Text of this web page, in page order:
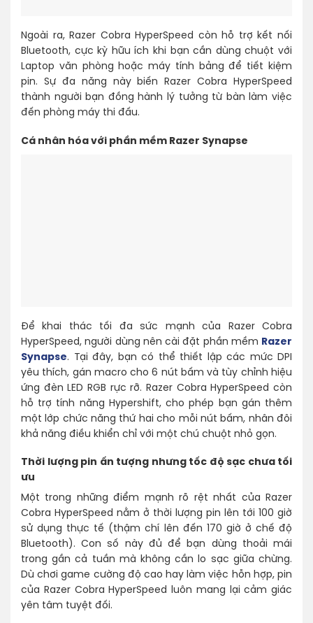
Ngoài ra, Razer Cobra HyperSpeed còn hỗ trợ kết nối
Bluetooth, cực kỳ hữu ích khi bạn cần dùng chuột với
Laptop văn phòng hoặc máy tính bảng để tiết kiệm
pin. Sự đa năng này biến Razer Cobra HyperSpeed
thành người bạn đồng hành lý tưởng từ bàn làm việc
đến phòng máy thi đấu.
Cá nhân hóa với phần mềm Razer Synapse
Để khai thác tối đa sức mạnh của Razer Cobra
HyperSpeed, người dùng nên cài đặt phần mềm Razer
Synapse. Tại đây, bạn có thể thiết lập các mức DPI
yêu thích, gán macro cho 6 nút bấm và tùy chỉnh hiệu
ứng đèn LED RGB rực rỡ. Razer Cobra HyperSpeed còn
hỗ trợ tính năng Hypershift, cho phép bạn gán thêm
một lớp chức năng thứ hai cho mỗi nút bấm, nhân đôi
khả năng điều khiển chỉ với một chú chuột nhỏ gọn.
Thời lượng pin ấn tượng nhưng tốc độ sạc chưa tối
ưu
Một trong những điểm mạnh rõ rệt nhất của Razer
Cobra HyperSpeed nằm ở thời lượng pin lên tới 100 giờ
sử dụng thực tế (thậm chí lên đến 170 giờ ở chế độ
Bluetooth). Con số này đủ để bạn dùng thoải mái
trong gần cả tuần mà không cần lo sạc giữa chừng.
Dù chơi game cường độ cao hay làm việc hỗn hợp, pin
của Razer Cobra HyperSpeed luôn mang lại cảm giác
yên tâm tuyệt đối.